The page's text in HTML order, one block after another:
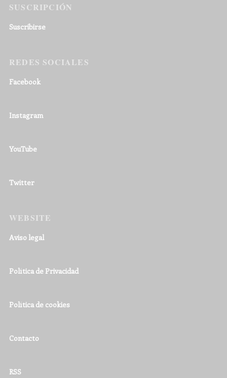
SUSCRIPCIÓN
Suscribirse
REDES SOCIALES
Facebook
Instagram
YouTube
Twitter
WEBSITE
Aviso legal
Política de Privacidad
Política de cookies
Contacto
RSS